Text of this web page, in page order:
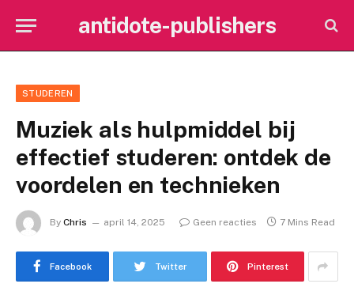
antidote-publishers
STUDEREN
Muziek als hulpmiddel bij
effectief studeren: ontdek de
voordelen en technieken
By Chris april 14, 2025 Geen reacties 7 Mins Read
Facebook Twitter Pinterest